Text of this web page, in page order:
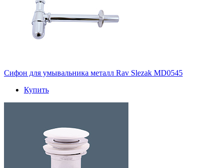
Сифон для умывальника металл Rav Slezak MD0545
Купить